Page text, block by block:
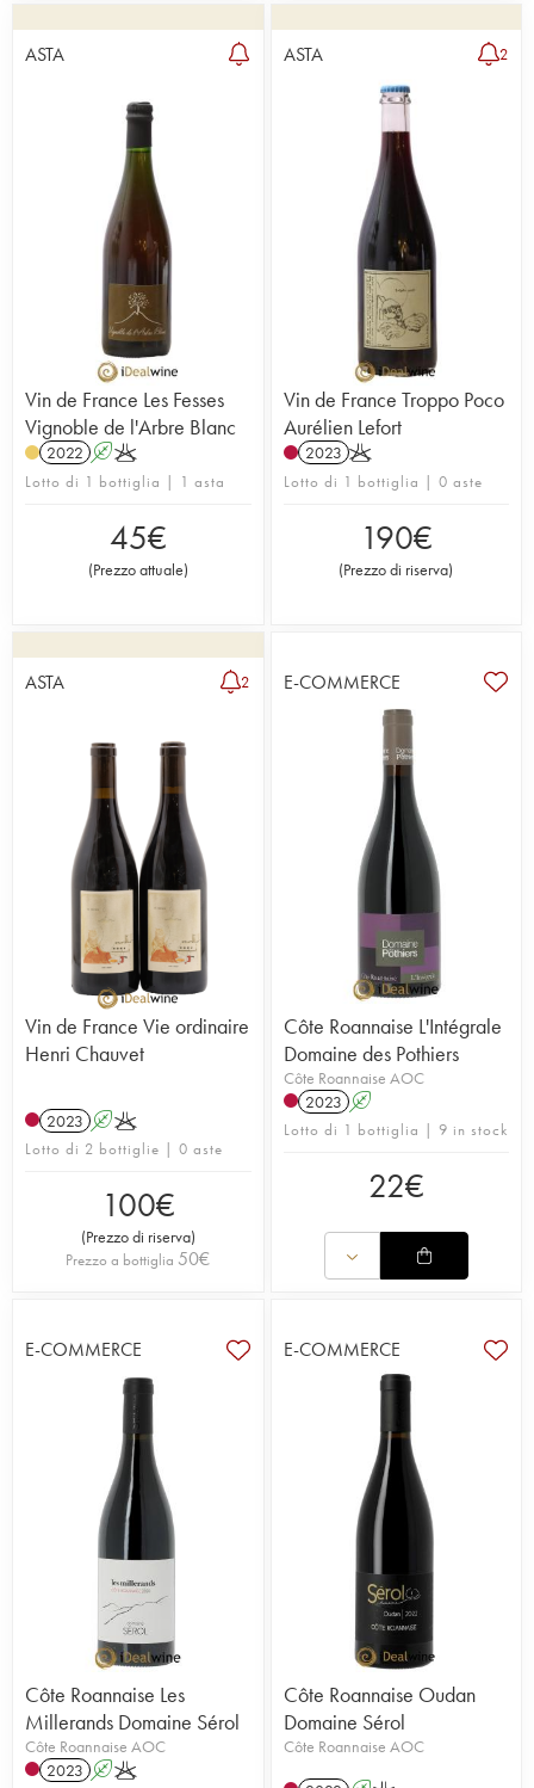
ASTA
Vin de France Les Fesses
Vignoble de l'Arbre Blanc
2022 AK
Lotto di 1 bottiglia | 1 asta
45€
(Prezzo attuale)
ASTA 2
Vin de France Troppo Poco
Aurélien Lefort
2023 K
Lotto di 1 bottiglia | 0 aste
190€
(Prezzo di riserva)
ASTA 2
Vin de France Vie ordinaire
Henri Chauvet
2023 AK
Lotto di 2 bottiglie | 0 aste
100€
(Prezzo di riserva)
Prezzo a bottiglia 50€
E-COMMERCE
Côte Roannaise L'Intégrale
Domaine des Pothiers
Côte Roannaise AOC
2023 A
Lotto di 1 bottiglia | 9 in stock
22€
E-COMMERCE
Côte Roannaise Les
Millerands Domaine Sérol
Côte Roannaise AOC
2023 AK
E-COMMERCE
Côte Roannaise Oudan
Domaine Sérol
Côte Roannaise AOC